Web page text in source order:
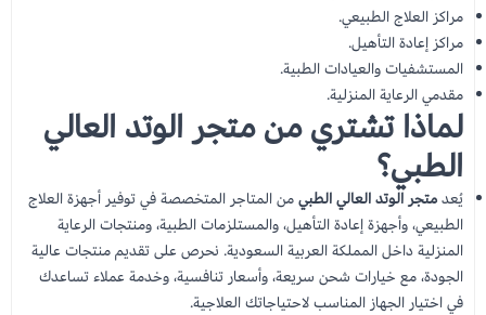
مراكز العلاج الطبيعي.
مراكز إعادة التأهيل.
المستشفيات والعيادات الطبية.
مقدمي الرعاية المنزلية.
لماذا تشتري من متجر الوتد العالي
الطبي؟
يُعدمتجر الوتد العالي الطبيمن المتاجر المتخصصة في توفير أجهزة العلاج
الطبيعي، وأجهزة إعادة التأهيل، والمستلزمات الطبية، ومنتجات الرعاية
المنزلية داخل المملكة العربية السعودية. نحرص على تقديم منتجات عالية
الجودة، مع خيارات شحن سريعة، وأسعار تنافسية، وخدمة عملاء تساعدك
في اختيار الجهاز المناسب لاحتياجاتك العلاجية.